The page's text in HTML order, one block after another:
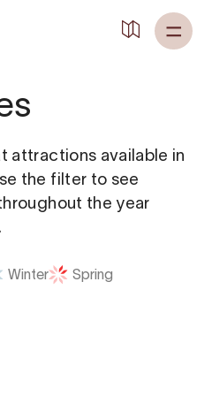
attractions available in
the filter to see
the year
Winter Spring